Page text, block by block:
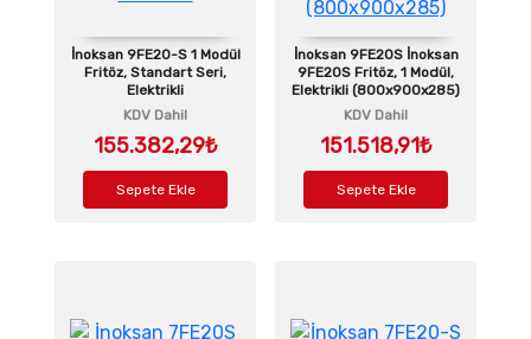
İnoksan 9FE20-S 1 Modül
Fritöz, Standart Seri,
Elektrikli
KDV Dahil
155.382,29₺
Sepete Ekle
İnoksan 9FE20S İnoksan
9FE20S Fritöz, 1 Modül,
Elektrikli (800x900x285)
KDV Dahil
151.518,91₺
Sepete Ekle